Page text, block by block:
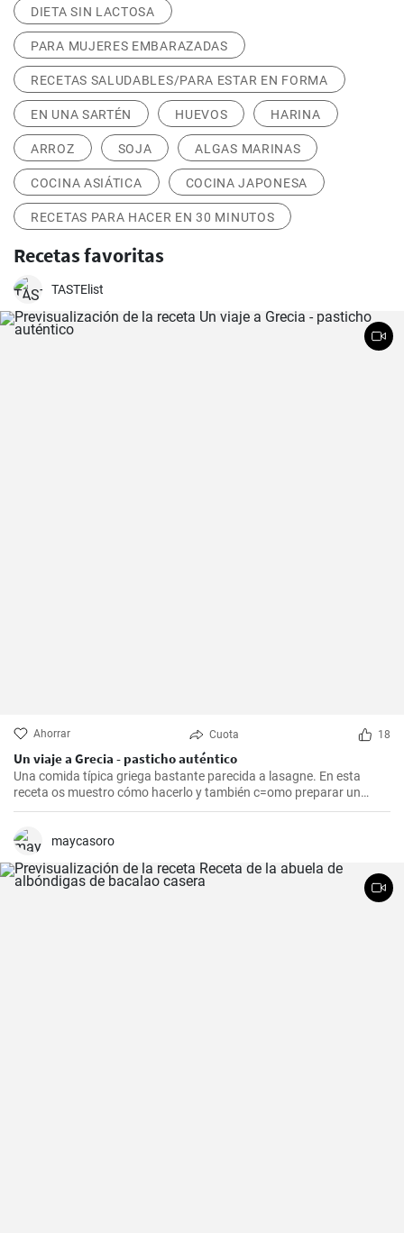
DIETA SIN LACTOSA
PARA MUJERES EMBARAZADAS
RECETAS SALUDABLES/PARA ESTAR EN FORMA
EN UNA SARTÉN HUEVOS HARINA
ARROZ SOJA ALGAS MARINAS
COCINA ASIÁTICA COCINA JAPONESA
RECETAS PARA HACER EN 30 MINUTOS
Recetas favoritas
TASTElist
Ahorrar Cuota 18
Un viaje a Grecia - pasticho auténtico
Una comida típica griega bastante parecida a lasagne. En esta
receta os muestro cómo hacerlo y también c=omo preparar un
bechamel auténtico.
maycasoro